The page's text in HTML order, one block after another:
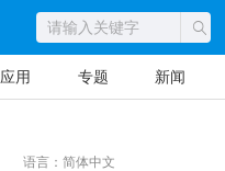
应用 专题 新闻
语言：简体中文